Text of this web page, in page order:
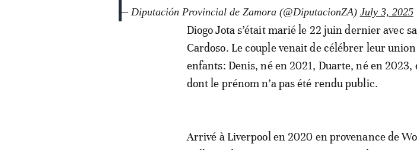
— Diputación Provincial de Zamora (@DiputacionZA) July 3, 2025
Diogo Jota s’était marié le 22 juin dernier avec
Cardoso. Le couple venait de célébrer leur
enfants: Denis, né en 2021, Duarte, né en
dont le prénom n’a pas été rendu public.
Arrivé à Liverpool en 2020 en provenance de